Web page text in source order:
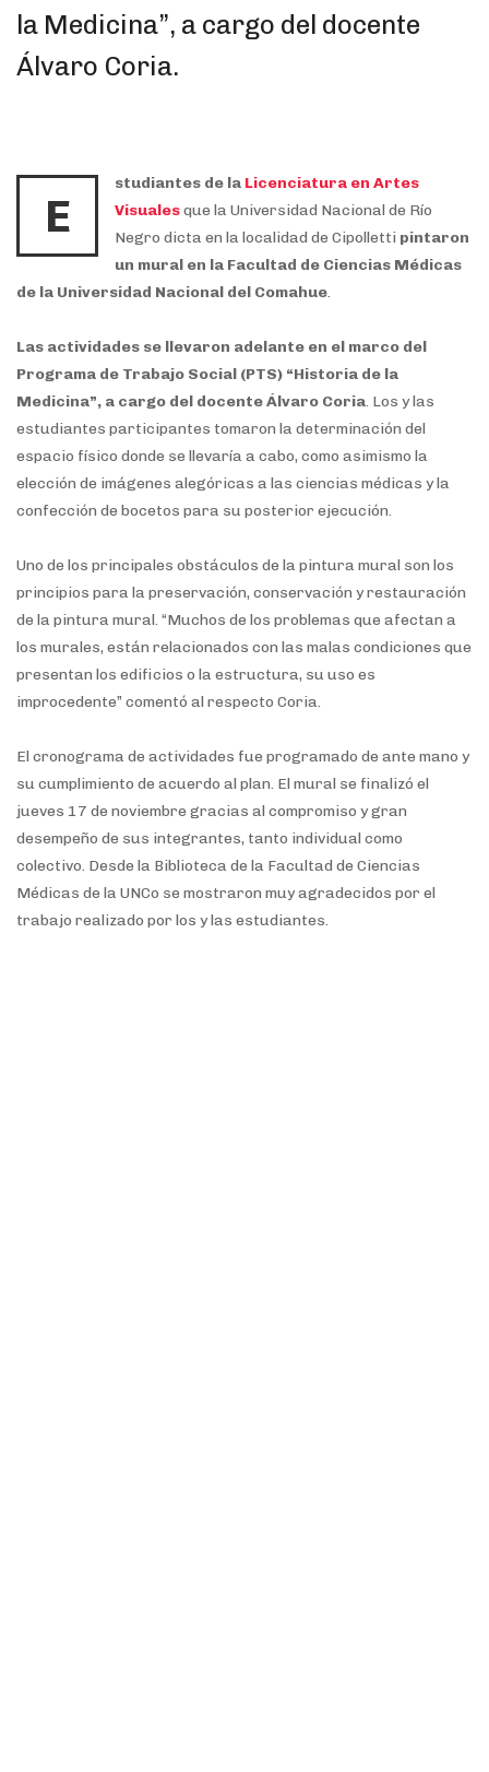
la Medicina”, a cargo del docente
Álvaro Coria.
E
studiantes de la Licenciatura en Artes
Visualesque la Universidad Nacional de Río
Negro dicta en la localidad de Cipolletti pintaron
un mural en la Facultad de Ciencias Médicas
de la Universidad Nacional del Comahue.
Las actividades se llevaron adelante en el marco del
Programa de Trabajo Social (PTS) “Historia de la
Medicina”, a cargo del docente Álvaro Coria. Los y las
estudiantes participantes tomaron la determinación del
espacio físico donde se llevaría a cabo, como asimismo la
elección de imágenes alegóricas a las ciencias médicas y la
confección de bocetos para su posterior ejecución.
Uno de los principales obstáculos de la pintura mural son los
principios para la preservación, conservación y restauración
de la pintura mural. “Muchos de los problemas que afectan a
los murales, están relacionados con las malas condiciones que
presentan los edificios o la estructura, su uso es
improcedente” comentó al respecto Coria.
El cronograma de actividades fue programado de ante mano y
su cumplimiento de acuerdo al plan. El mural se finalizó el
jueves 17 de noviembre gracias al compromiso y gran
desempeño de sus integrantes, tanto individual como
colectivo. Desde la Biblioteca de la Facultad de Ciencias
Médicas de la UNCo se mostraron muy agradecidos por el
trabajo realizado por los y las estudiantes.